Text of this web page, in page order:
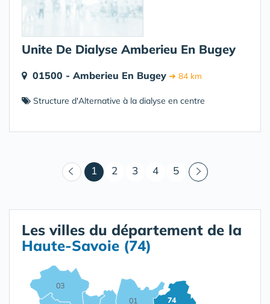
Unite De Dialyse Amberieu En Bugey
01500 - Amberieu En Bugey ➔ 84 km
Structure d'Alternative à la dialyse en centre
1 (courant)
2 3 4 5
Les villes du département de la
Haute-Savoie (74)
01
03
74